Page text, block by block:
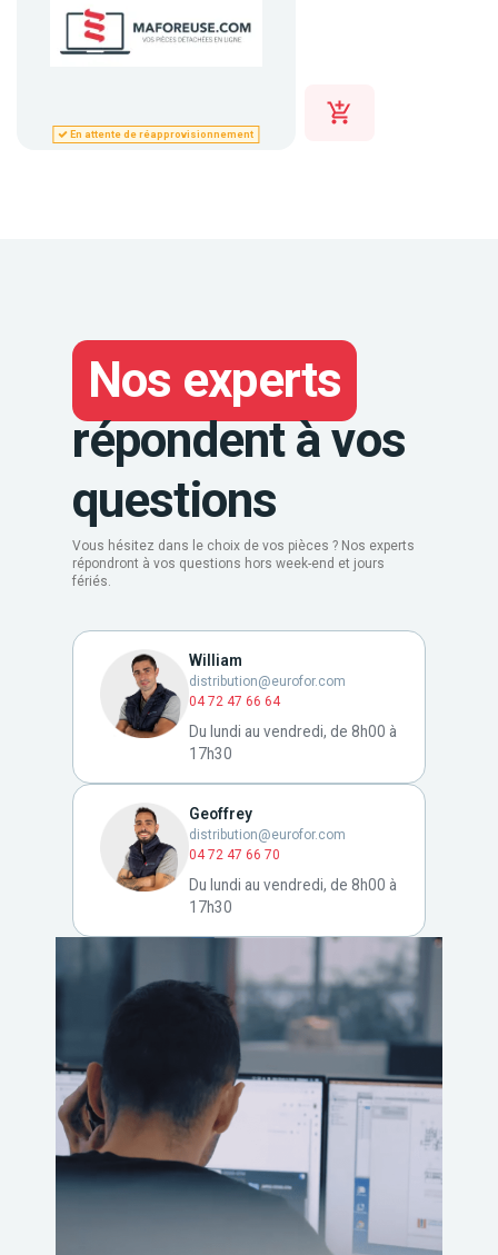
En attente de réapprovisionnement
Nos experts
répondent à vos
questions
Vous hésitez dans le choix de vos pièces ? Nos experts
répondront à vos questions hors week-end et jours
fériés.
William
distribution@eurofor.com
04 72 47 66 64
Du lundi au vendredi, de 8h00 à
17h30
Geoffrey
distribution@eurofor.com
04 72 47 66 70
Du lundi au vendredi, de 8h00 à
17h30